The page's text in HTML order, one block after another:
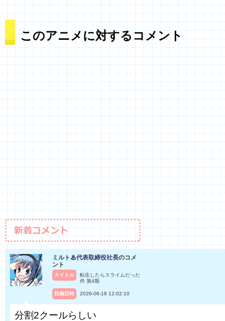
このアニメに対するコメント
ミルト♨代表取締役社長のコメ
ント
タイトル
転生したらスライムだった
件 第4期
投稿日時 2026-06-16 12:02:10
分割2クールらしい